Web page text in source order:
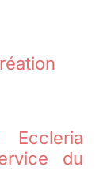
Eccleria
du